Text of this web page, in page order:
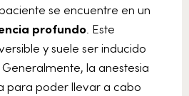
se encuentre en un
profundo. Este
y suele ser inducido
la anestesia
para poder llevar a cabo